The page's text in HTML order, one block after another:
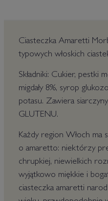
Ciasteczka Amaretti
typowych włoskich
Składniki: Cukier, pestki
migdały 8%, syrop
potasu. Zawiera
GLUTENU.
Każdy region Włoch ma
o amaretto: niektórzy
chrupkiej, niewielkich
wyjątkowo miękkie i
ciasteczka amaretti